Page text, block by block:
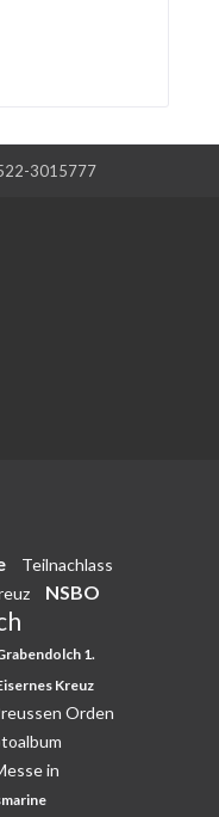
3015777
Teilnachlass
NSBO
1.
Kreuz
Orden
in